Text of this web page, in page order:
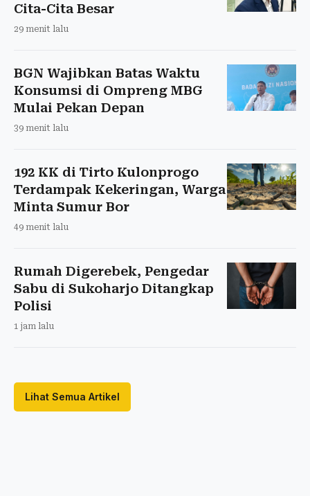
Cita-Cita Besar
29 menit lalu
BGN Wajibkan Batas Waktu
Konsumsi di Ompreng MBG
Mulai Pekan Depan
39 menit lalu
192 KK di Tirto Kulonprogo
Terdampak Kekeringan, Warga
Minta Sumur Bor
49 menit lalu
Rumah Digerebek, Pengedar
Sabu di Sukoharjo Ditangkap
Polisi
1 jam lalu
Lihat Semua Artikel